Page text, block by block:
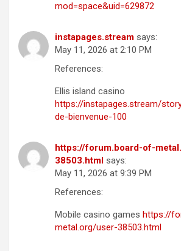
mod=space&uid=629872
instapages.stream says:
May 11, 2026 at 2:10 PM
References:
Ellis island casino
https://instapages.stream/
de-bienvenue-100
https://forum.board-of-
38503.html says:
May 11, 2026 at 9:39 PM
References:
Mobile casino games https://
metal.org/user-38503.html